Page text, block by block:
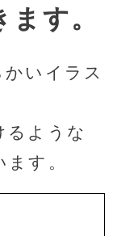
す。
いイラス
るような
す。